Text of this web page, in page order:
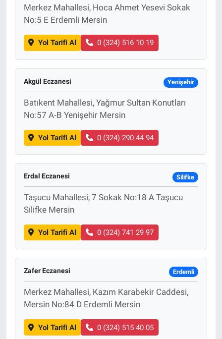
Merkez Mahallesi, Hoca Ahmet Yesevi Sokak
No:5 E Erdemli Mersin
Yol Tarifi Al 0 (324) 516 10 19
Akgül Eczanesi Yenişehir
Batıkent Mahallesi, Yağmur Sultan Konutları
No:57 A-B Yenişehir Mersin
Yol Tarifi Al 0 (324) 290 44 94
Erdal Eczanesi Silifke
Taşucu Mahallesi, 7 Sokak No:18 A Taşucu
Silifke Mersin
Yol Tarifi Al 0 (324) 741 29 97
Zafer Eczanesi Erdemli
Merkez Mahallesi, Kazım Karabekir Caddesi,
Mersin No:84 D Erdemli Mersin
Yol Tarifi Al 0 (324) 515 40 05